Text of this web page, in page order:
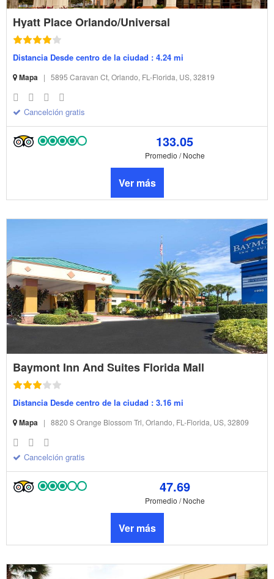
Hyatt Place Orlando/Universal
Distancia Desde centro de la ciudad : 4.24 mi
Mapa | 5895 Caravan Ct, Orlando, FL-Florida, US, 32819
Cancelción gratis
133.05
Promedio / Noche
Ver más
Baymont Inn And Suites Florida Mall
Distancia Desde centro de la ciudad : 3.16 mi
Mapa | 8820 S Orange Blossom Trl, Orlando, FL-Florida, US, 32809
Cancelción gratis
47.69
Promedio / Noche
Ver más